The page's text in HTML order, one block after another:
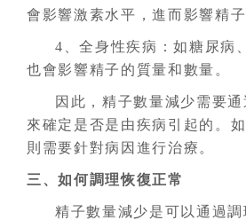
會影響激素水平，進而影響精子
4、全身性疾病：如糖尿病
也會影響精子的質量和數量。
因此，精子數量減少需要
來確定是否是由疾病引起的。
則需要針對病因進行治療。
三、如何調理恢復正常
精子數量減少是可以通過